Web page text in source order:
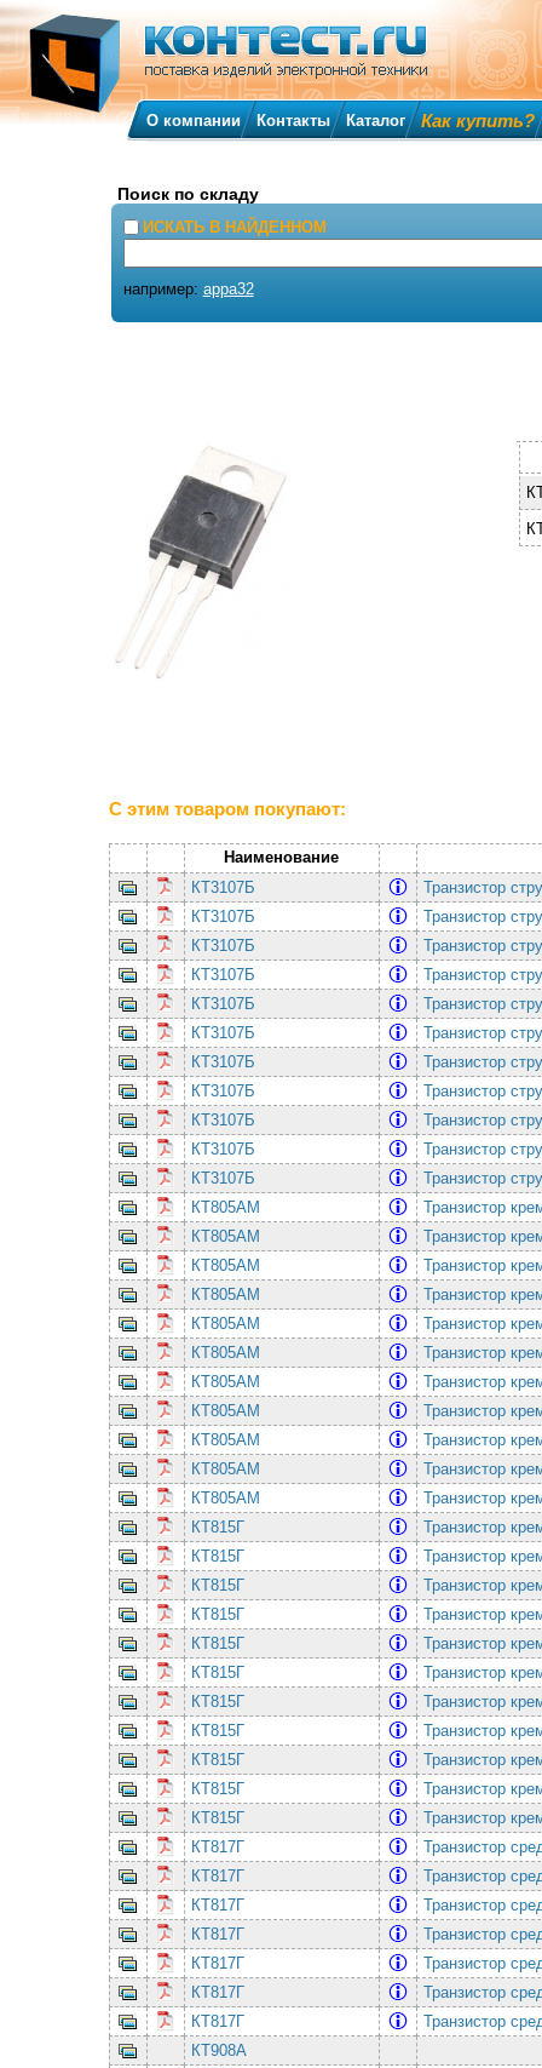
С этим товаром покупают:
Наименование
КТ3107Б
Транзистор
КТ3107Б
Транзистор
КТ3107Б
Транзистор
КТ3107Б
Транзистор
КТ3107Б
Транзистор
КТ3107Б
Транзистор
КТ3107Б
Транзистор
КТ3107Б
Транзистор
КТ3107Б
Транзистор
КТ3107Б
Транзистор
КТ3107Б
Транзистор
КТ805АМ
Транзистор
КТ805АМ
Транзистор
КТ805АМ
Транзистор
КТ805АМ
Транзистор
КТ805АМ
Транзистор
КТ805АМ
Транзистор
КТ805АМ
Транзистор
КТ805АМ
Транзистор
КТ805АМ
Транзистор
КТ805АМ
Транзистор
КТ805АМ
Транзистор
КТ815Г
Транзистор
КТ815Г
Транзистор
КТ815Г
Транзистор
КТ815Г
Транзистор
КТ815Г
Транзистор
КТ815Г
Транзистор
КТ815Г
Транзистор
КТ815Г
Транзистор
КТ815Г
Транзистор
КТ815Г
Транзистор
КТ815Г
Транзистор
КТ817Г
Транзистор
КТ817Г
Транзистор
КТ817Г
Транзистор
КТ817Г
Транзистор
КТ817Г
Транзистор
КТ817Г
Транзистор
КТ817Г
Транзистор
КТ908А
О компании Контакты Каталог Как купить?
Поиск по складу
ИСКАТЬ В НАЙДЕННОМ
например: appa32